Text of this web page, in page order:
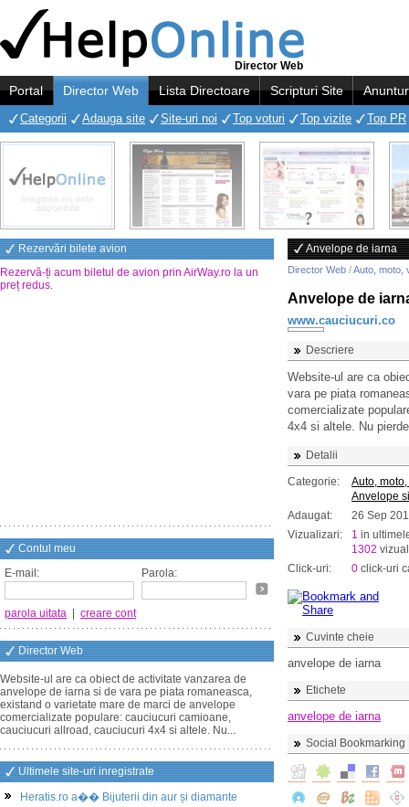
Director Web
Portal Director Web Lista Directoare Scripturi Site
Categorii Adauga site Site-uri noi Top voturi Top vizite Top PR
Rezervări bilete avion
Rezervă-ți acum biletul de avion prin AirWay.ro la un
preț redus.
Contul meu
E-mail:
Parola:
parola uitata creare cont
Director Web
Website-ul are ca obiect de activitate vanzarea de
anvelope de iarna si de vara pe piata romaneasca,
existand o varietate mare de marci de anvelope
comercializate populare: cauciucuri camioane,
cauciucuri allroad, cauciucuri 4x4 si altele. Nu...
Ultimele site-uri inregistrate
Heratis.ro a�� Bijuterii din aur și diamante
Anvelope de iarna
Director Web /Auto, moto,
Anvelope de
www.cauciucuri.co
Descriere
Website-ul are ca
vara pe piata
comercializate
4x4 si altele. Nu
Detalii
Categorie:
Auto,
Anvelope
Adaugat:
26 Sep
Vizualizari:
1 in
1302
Click-uri:
0 click-uri
Cuvinte cheie
anvelope de iarna
Etichete
anvelope de iarna
Social Bookmarking